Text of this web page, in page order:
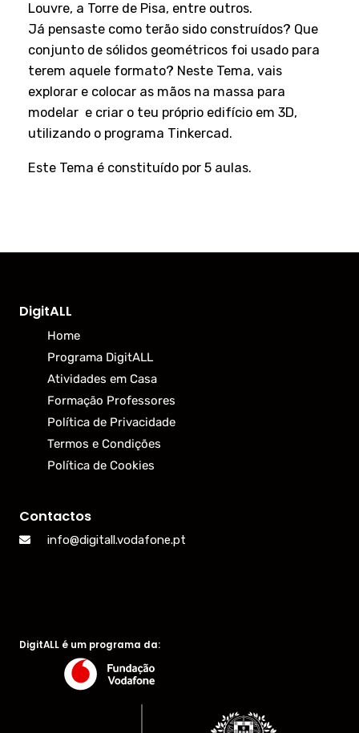
Louvre, a Torre de Pisa, entre outros.
Já pensaste como terão sido construídos? Que
conjunto de sólidos geométricos foi usado para
terem aquele formato? Neste Tema, vais
explorar e colocar as mãos na massa para
modelar e criar o teu próprio edifício em 3D,
utilizando o programa Tinkercad.
Este Tema é constituído por 5 aulas.
DigitALL
Home
Programa DigitALL
Atividades em Casa
Formação Professores
Política de Privacidade
Termos e Condições
Política de Cookies
Contactos
info@digitall.vodafone.pt
DigitALL é um programa da: